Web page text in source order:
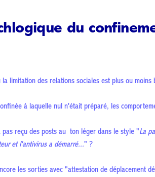
du
limitation des relations sociales est plus ou moins
à laquelle nul n'était préparé, les
reçu des posts au ton léger dans le style "La
et l'antivirus a démarré..." ?
les sorties avec "attestation de déplacement